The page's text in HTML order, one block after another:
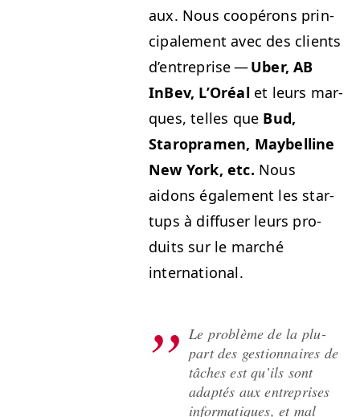
aux. Nous coopérons prin­
ci­pale­ment avec des clients
d’entreprise —Uber,AB
InBev, L’Oréalet leurs mar­
ques, telles que Bud,
Staro­pra­men, May­belline
New York, etc. Nous
aidons égale­ment les star­
tups à dif­fuser leurs pro­
duits sur le marché
international.
Le prob­lème de la plu­
part des ges­tion­naires de
tâch­es est qu’ils sont
adap­tés aux entre­pris­es
infor­ma­tiques, et mal